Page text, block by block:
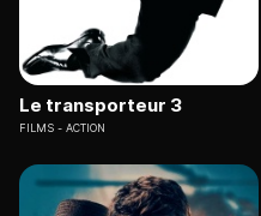
Le transporteur 3
FILMS ACTION